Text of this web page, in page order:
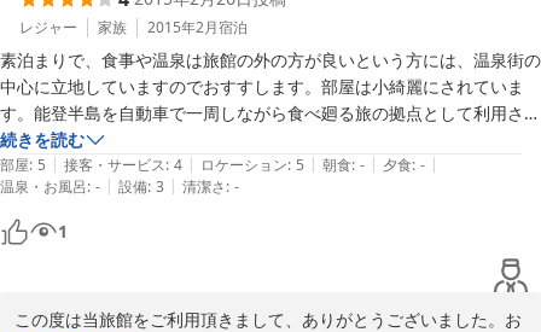
部屋は一人旅には広すぎるくらいのお部屋。
バスタブ付きのユニットバスもありました。
布団も敷いてくれて、ゆっくりできました。
今後はお食事付プランの販売も予定しております。こちらのプラン
もまたご利用頂ければと思います。
この度は本当にありがとうございました。
2015-03-10
レジャー 家族 2015年2月宿泊
素泊まりで、食事や温泉は旅館の外の方が良いという方には、温泉街の
中心に立地していますのでおすすします。部屋は小綺麗にされていま
す。能登半島を自動車で一周しながら食べ廻る旅の拠点として利用させ
ていただきました。カーナビで登録できない場合は、和倉温泉総湯を目
指せばすぐにわかります。
続きを読む
部屋: 5 | 接客・サービス: 4 | ロケーション: 5 | 朝食: - | 夕食: - |
温泉・お風呂: - | 設備: 3 | 清潔さ: -
1
この度は当旅館をご利用頂きまして、ありがとうございました。お